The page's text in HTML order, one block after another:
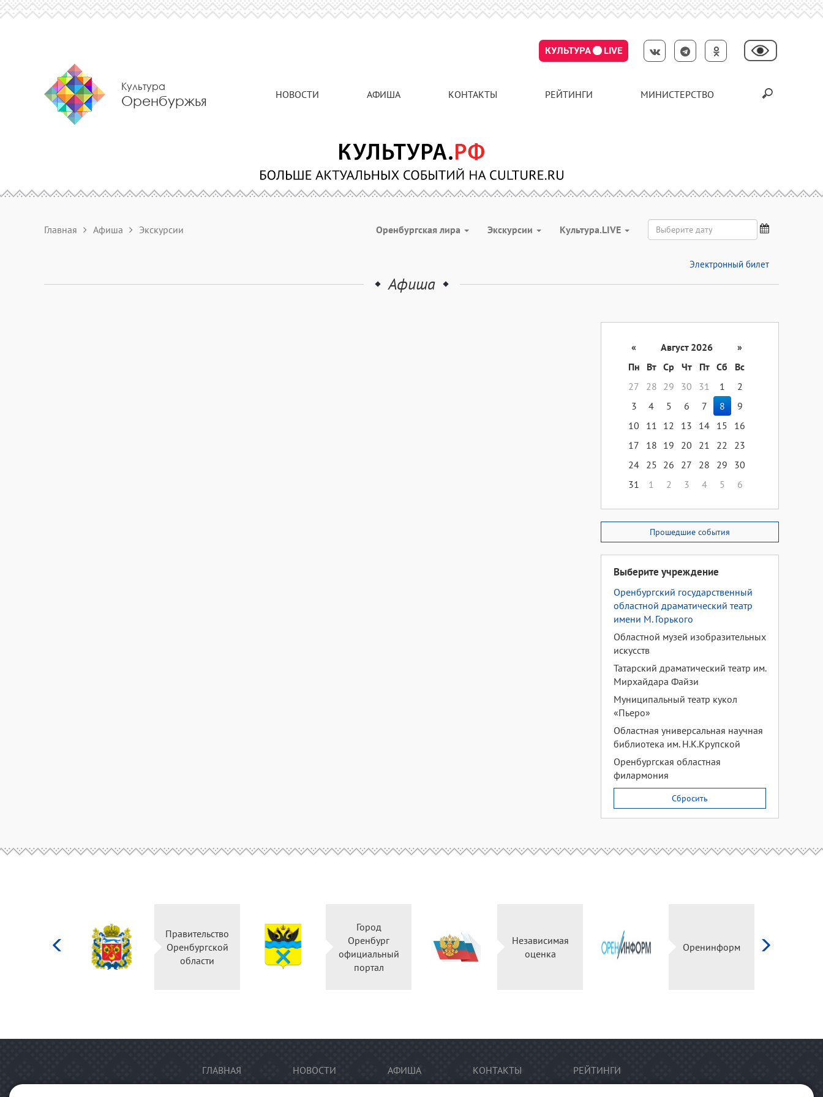
КУЛЬТУРА LIVE
Культура
Оренбуржья НОВОСТИ АФИША КОНТАКТЫ РЕЙТИНГИ МИНИСТЕРСТВО
Главная Афиша Экскурсии Оренбургская лира Экскурсии Культура.LIVE
Электронный билет
Афиша
« Август 2026
»
Пн
Вт Ср Чт Пт Сб
Вс
27
28 29 30 31 1
2
3
4 5 6 7 8
9
10
11 12 13 14 15
16
17
18 19 20 21 22
23
24 25 26 27 28 29
30
31
1 2 3 4 5 6
Прошедшие события
Выберите учреждение
Оренбургский государственный
областной драматический театр
имени М. Горького
Областной музей изобразительных
искусств
Татарский драматический театр им.
Мирхайдара Файзи
Муниципальный театр кукол
«Пьеро»
Областная универсальная научная
библиотека им. Н.К.Крупской
Оренбургская областная
филармония
Сбросить
Правительство
Оренбургской
области
Город
Оренбург
официальный
портал
Независимая
оценка
Оренинформ
ГЛАВНАЯ НОВОСТИ АФИША КОНТАКТЫ РЕЙТИНГИ